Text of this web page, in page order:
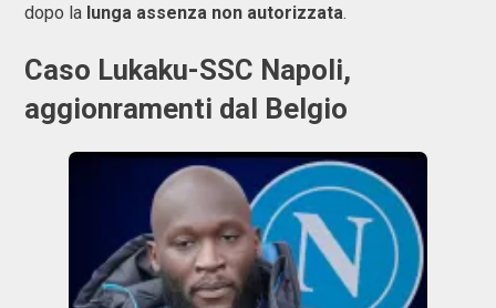
dopo la lunga assenza non autorizzata.
Caso Lukaku-SSC Napoli,
aggionramenti dal Belgio